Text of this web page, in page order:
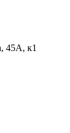
45А, к1